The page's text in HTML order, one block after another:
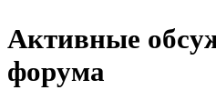
Активные
форума